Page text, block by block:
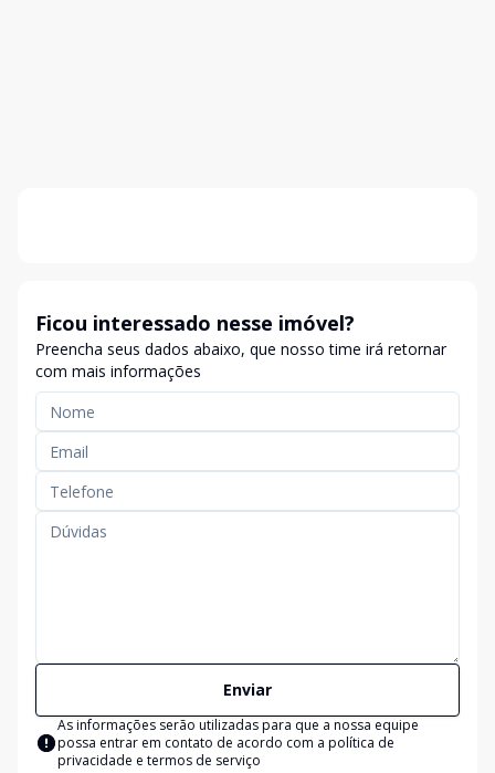
Ficou interessado nesse imóvel?
Preencha seus dados abaixo, que nosso time irá retornar
com mais informações
Enviar
As informações serão utilizadas para que a nossa equipe
possa entrar em contato de acordo com a política de
privacidade e termos de serviço